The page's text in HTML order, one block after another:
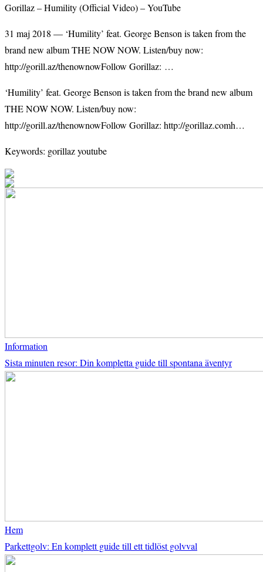
Gorillaz – Humility (Official Video) – YouTube
31 maj 2018 — ‘Humility’ feat. George Benson is taken from the
brand new album THE NOW NOW. Listen/buy now:
http://gorill.az/thenownowFollow Gorillaz: …
‘Humility’ feat. George Benson is taken from the brand new album
THE NOW NOW. Listen/buy now:
http://gorill.az/thenownowFollow Gorillaz: http://gorillaz.comh…
Keywords: gorillaz youtube
Information
Sista minuten resor: Din kompletta guide till spontana äventyr
Hem
Parkettgolv: En komplett guide till ett tidlöst golvval